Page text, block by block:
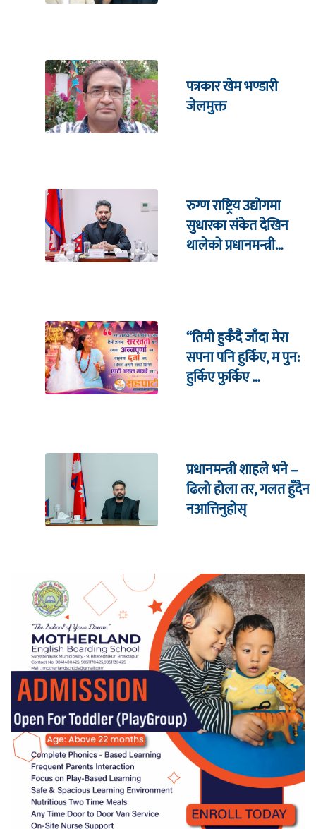
पत्रकार खेम भण्डारी
जेलमुक्त
रुग्ण राष्ट्रिय उद्योगमा
सुधारका संकेत देखिन
थालेको प्रधानमन्त्री
“तिमी हुर्कँदै जाँदा मेरा
सपना पनि हुर्किए, म पुन:
हुर्किए फुर्किए …
प्रधानमन्त्री शाहले भने –
ढिलो होला तर, गलत हुँदैन
नआत्तिनुहोस्